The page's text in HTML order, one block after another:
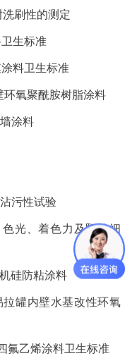
刷性的测定
生标准
料卫生标准
氧聚酰胺树脂涂料
涂料
污性试验
光、着色力及颗粒细
硅防粘涂料
罐内壁水基改性环氧
氟乙烯涂料卫生标准